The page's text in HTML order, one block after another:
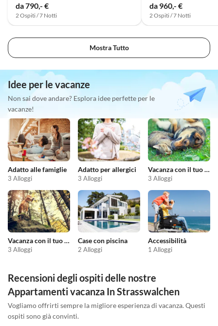
da 790,- €
2 Ospiti / 7 Notti
da 960,- €
2 Ospiti / 7 Notti
Mostra Tutto
Idee per le vacanze
Non sai dove andare? Esplora idee perfette per le
vacanze!
Adatto alle famiglie
3 Alloggi
Adatto per allergici
3 Alloggi
Vacanza con il tuo animale domestico
3 Alloggi
Vacanza con il tuo cane
3 Alloggi
Case con piscina
2 Alloggi
Accessibilità
1 Alloggi
Recensioni degli ospiti delle nostre
Appartamenti vacanza In Strasswalchen
Vogliamo offrirti sempre la migliore esperienza di vacanza. Questi
ospiti sono già convinti.